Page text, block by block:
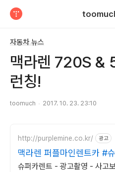
자동차 뉴스
맥라렌 720S &
런칭!
toomuch 2017. 10. 23. 23:10
http://purplemine.co.kr/ 광고
맥라렌 퍼플마인렌트카 #
슈퍼카렌트 - 광고촬영 - 사고